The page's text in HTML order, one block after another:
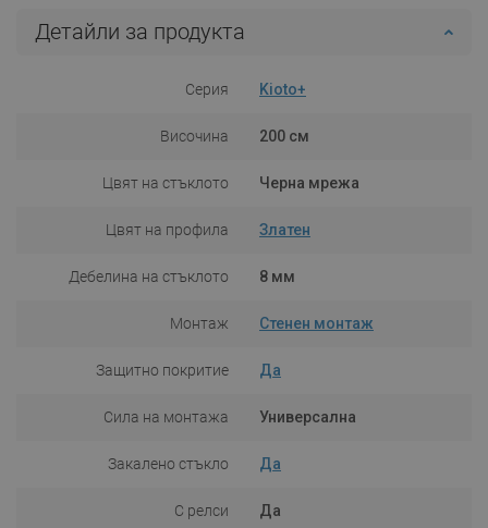
Детайли за продукта
Серия Kioto+
Височина 200 см
Цвят на стъклото Черна мрежа
Цвят на профила Златен
Дебелина на стъклото 8 мм
Монтаж Стенен монтаж
Защитно покритие Да
Сила на монтажа Универсална
Закалено стъкло Да
С релси Да